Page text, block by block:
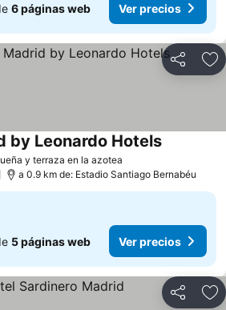
6 páginas web Ver precios
Compartir
y terraza en la azotea
by Leonardo Hotels
a 0.9 km de: Estadio Santiago Bernabéu
5 páginas web Ver precios
Compartir